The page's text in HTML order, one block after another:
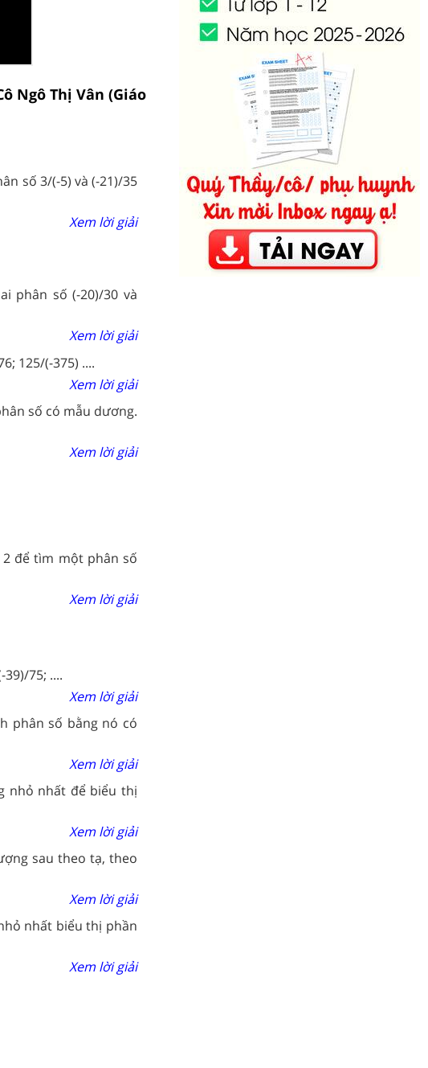
Ngô Thị Vân (Giáo
số 3/(-5) và (-21)/35
Xem lời giải
phân số (-20)/30 và
Xem lời giải
125/(-375) ....
Xem lời giải
số có mẫu dương.
Xem lời giải
để tìm một phân số
Xem lời giải
75; ....
Xem lời giải
phân số bằng nó có
Xem lời giải
nhỏ nhất để biểu thị
Xem lời giải
sau theo tạ, theo
Xem lời giải
nhất biểu thị phần
Xem lời giải